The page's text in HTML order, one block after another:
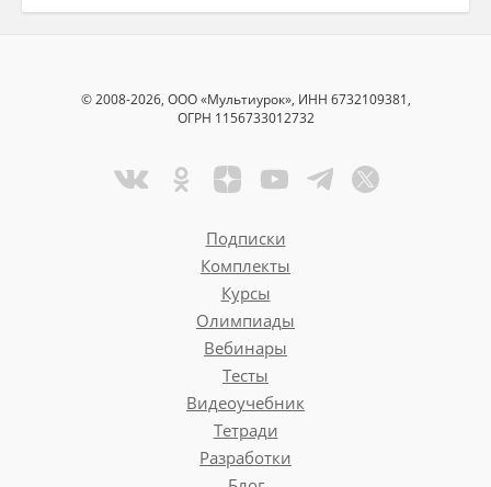
© 2008-2026, ООО «Мультиурок», ИНН 6732109381,
ОГРН 1156733012732
Подписки
Комплекты
Курсы
Олимпиады
Вебинары
Тесты
Видеоучебник
Тетради
Разработки